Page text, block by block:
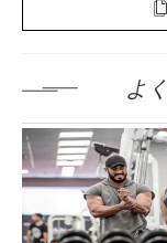
よ